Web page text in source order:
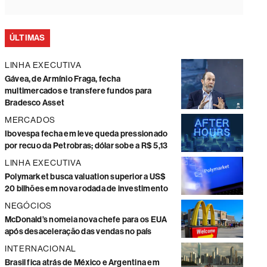
ÚLTIMAS
LINHA EXECUTIVA
Gávea, de Armínio Fraga, fecha
multimercados e transfere fundos para
Bradesco Asset
MERCADOS
Ibovespa fecha em leve queda pressionado
por recuo da Petrobras; dólar sobe a R$ 5,13
LINHA EXECUTIVA
Polymarket busca valuation superior a US$
20 bilhões em nova rodada de investimento
NEGÓCIOS
McDonald’s nomeia nova chefe para os EUA
após desaceleração das vendas no país
INTERNACIONAL
Brasil fica atrás de México e Argentina em